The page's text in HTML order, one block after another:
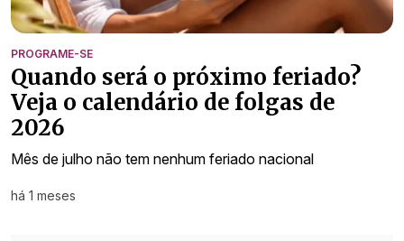
PROGRAME-SE
Quando será o próximo feriado?
Veja o calendário de folgas de
2026
Mês de julho não tem nenhum feriado nacional
há 1 meses